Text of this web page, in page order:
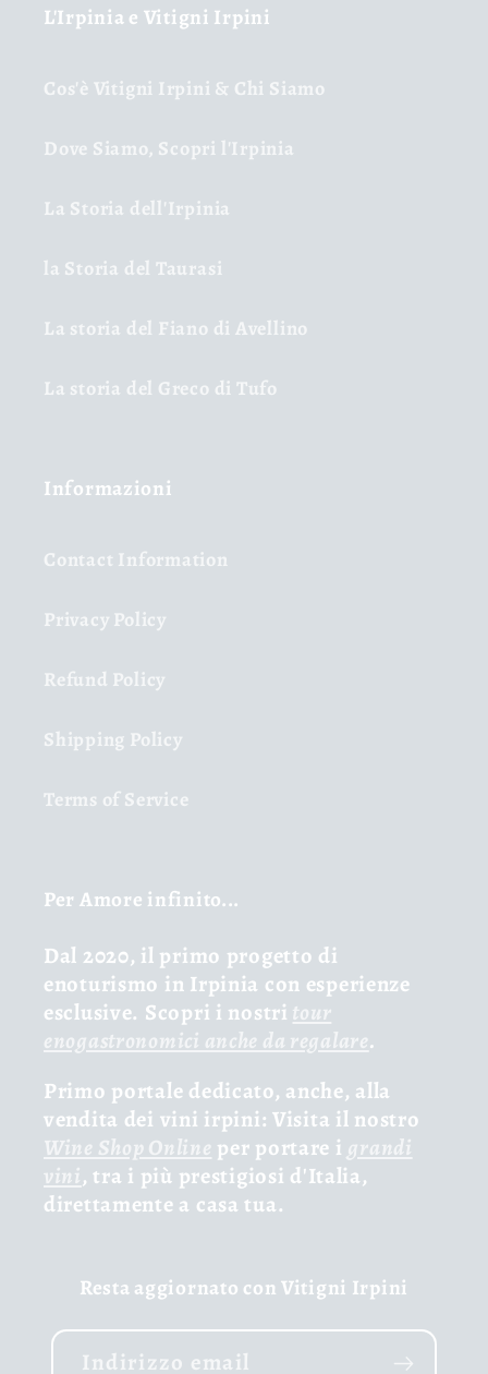
L'Irpinia e Vitigni Irpini
Cos'è Vitigni Irpini & Chi Siamo
Dove Siamo, Scopri l'Irpinia
La Storia dell'Irpinia
la Storia del Taurasi
La storia del Fiano di Avellino
La storia del Greco di Tufo
Informazioni
Contact Information
Privacy Policy
Refund Policy
Shipping Policy
Terms of Service
Per Amore infinito...
Dal 2020, il primo progetto di
enoturismo in Irpinia con esperienze
esclusive. Scopri i nostri tour
enogastronomici anche da regalare.
Primo portale dedicato, anche, alla
vendita dei vini irpini: Visita il nostro
Wine Shop Online per portare i grandi
vini, tra i più prestigiosi d'Italia,
direttamente a casa tua.
Resta aggiornato con Vitigni Irpini
Indirizzo email